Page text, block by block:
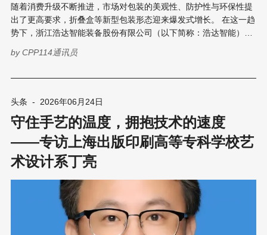
随着消费升级不断推进，市场对包装的美观性、防护性与环保性提
出了更高要求，折叠盒等新型包装形态迎来爆发式增长。 在这一趋
势下，浙江浩达智能装备股份有限公司（以下简称：浩达智能）凭
借十九年如一日的专注，从一间仅350平方米的废弃仓库起步，一
步一个脚印，成长为全自动封面机领域的行业标杆。 近日，笔者走
以专注的姿态和精益求精的精神书写着属于浩达智能的传说。 01十
生。 彼时的国内封面机市场尚处于粗放阶段，精度低、稳定性差是
整个行业的普遍痛点。创业之初，团队在台风天用防水薄膜钉窗
户、亲自上阵装机器，就是这样艰苦的条件下，他们仅用半年便推
出了第一台封面机。 产品一经面世，就被广东客户以35万元的价格
样的开局看似顺风顺水，然而真正的考验还在后头。 2012年，一
位烟包领域的大客户前来试机。看完设备运转后，客户只是摇了摇
头，留下了一句话让整个
byCPP114通讯员
头条 - 2026年06月24日
守住手艺的温度，拥抱技术的速度
——专访上海出版印刷高等专科学校艺
术设计系丁亮